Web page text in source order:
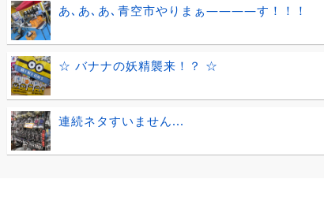
あ､あ､あ､青空市やりまぁ――――す！！！
☆ バナナの妖精襲来！？ ☆
連続ネタすいません...